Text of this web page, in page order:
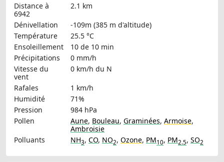
Distance à
6942
2.1 km
Dénivellation
-109m (385 m d'altitude)
Température
25.5 °C
Ensoleillement
10 de 10 min
Précipitations
0 mm/h
Vitesse du
vent
0 km/h du N
Rafales
1 km/h
Humidité
71%
Pression
984 hPa
Pollen
Aune, Bouleau, Graminées, Armoise,
Ambroisie
Polluants
NH3, CO, NO2, Ozone, PM10, PM2.5, SO2